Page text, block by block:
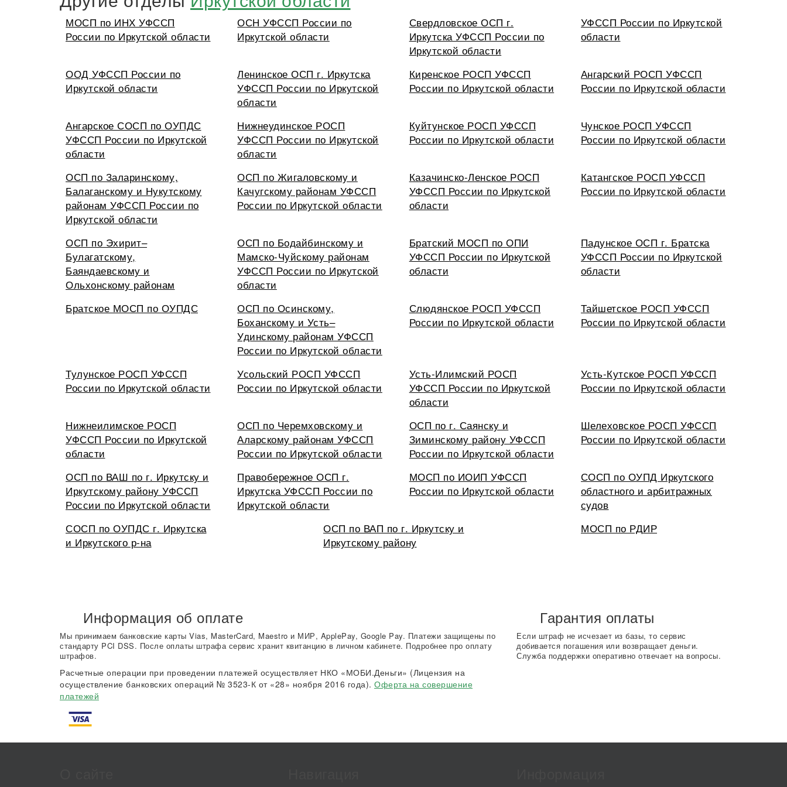
МОСП по ИНХ УФССП
России по Иркутской области
ОСН УФССП России по
Иркутской области
Свердловское ОСП г.
Иркутска УФССП России по
Иркутской области
УФССП России по Иркутской
области
ООД УФССП России по
Иркутской области
Ленинское ОСП г. Иркутска
УФССП России по Иркутской
области
Киренское РОСП УФССП
России по Иркутской области
Ангарский РОСП УФССП
России по Иркутской области
Ангарское СОСП по ОУПДС
УФССП России по Иркутской
области
Нижнеудинское РОСП
УФССП России по Иркутской
области
Куйтунское РОСП УФССП
России по Иркутской области
Чунское РОСП УФССП
России по Иркутской области
ОСП по Заларинскому,
Балаганскому и Нукутскому
районам УФССП России по
Иркутской области
ОСП по Жигаловскому и
Качугскому районам УФССП
России по Иркутской области
Казачинско-Ленское РОСП
УФССП России по Иркутской
области
Катангское РОСП УФССП
России по Иркутской области
ОСП по Эхирит–
Булагатскому,
Баяндаевскому и
Ольхонскому районам
ОСП по Бодайбинскому и
Мамско-Чуйскому районам
УФССП России по Иркутской
области
Братский МОСП по ОПИ
УФССП России по Иркутской
области
Падунское ОСП г. Братска
УФССП России по Иркутской
области
Братское МОСП по ОУПДС
ОСП по Осинскому,
Боханскому и Усть–
Удинскому районам УФССП
России по Иркутской области
Слюдянское РОСП УФССП
России по Иркутской области
Тайшетское РОСП УФССП
России по Иркутской области
Тулунское РОСП УФССП
России по Иркутской области
Усольский РОСП УФССП
России по Иркутской области
Усть-Илимский РОСП
УФССП России по Иркутской
области
Усть-Кутское РОСП УФССП
России по Иркутской области
Нижнеилимское РОСП
УФССП России по Иркутской
области
ОСП по Черемховскому и
Аларскому районам УФССП
России по Иркутской области
ОСП по г. Саянску и
Зиминскому району УФССП
России по Иркутской области
Шелеховское РОСП УФССП
России по Иркутской области
ОСП по ВАШ по г. Иркутску и
Иркутскому району УФССП
России по Иркутской области
Правобережное ОСП г.
Иркутска УФССП России по
Иркутской области
МОСП по ИОИП УФССП
России по Иркутской области
СОСП по ОУПД Иркутского
областного и арбитражных
судов
СОСП по ОУПДС г. Иркутска
и Иркутского р-на
ОСП по ВАП по г. Иркутску и
Иркутскому району
МОСП по РДИР
Информация об оплате
Мы принимаем банковские карты Vias, MasterCard, Maestro и МИР, ApplePay, Google Pay. Платежи защищены по
стандарту PCI DSS. После оплаты штрафа сервис хранит квитанцию в личном кабинете. Подробнее про оплату
штрафов.
Расчетные операции при проведении платежей осуществляет НКО «МОБИ.Деньги» (Лицензия на
осуществление банковских операций № 3523-К от «28» ноября 2016 года). Оферта на совершение
платежей
Гарантия оплаты
Если штраф не исчезает из базы, то сервис
добивается погашения или возвращает деньги.
Служба поддержки оперативно отвечает на вопросы.